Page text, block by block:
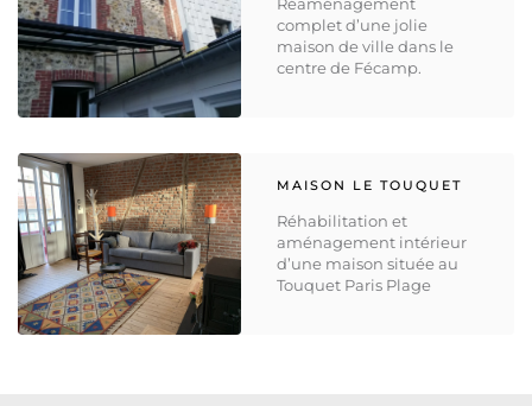
complet d’une jolie
maison de ville dans le
centre de Fécamp.
MAISON LE TOUQUET
Réhabilitation et
aménagement intérieur
d’une maison située au
Touquet Paris Plage